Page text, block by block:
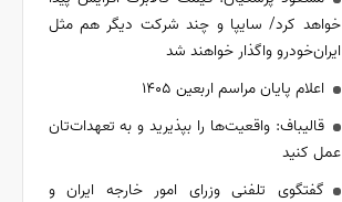
خواهد کرد/ سایپا و چند شرکت دیگر هم مثل
ایران‌خودرو واگذار خواهند شد
اعلام پایان مراسم اربعین ۱۴۰۵
قالیباف: واقعیت‌ها را بپذیرید و به تعهدات‌تان
عمل کنید
گفتگوی تلفنی وزرای امور خارجه ایران و